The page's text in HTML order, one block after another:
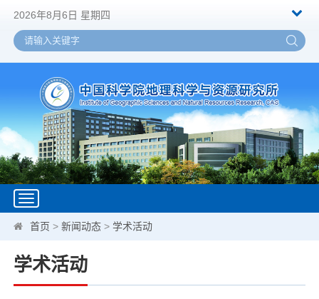
2026年8月6日 星期四
Toggle
navigation
首页 >新闻动态 >学术活动
学术活动